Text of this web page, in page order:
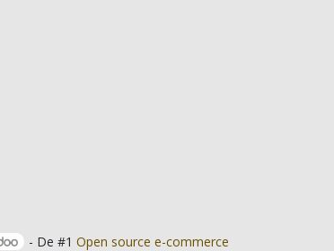
- De #1 Open source e-commerce